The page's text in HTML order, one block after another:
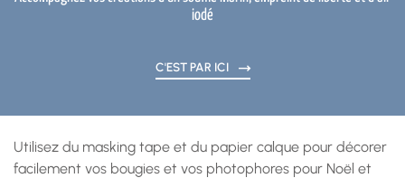
iodé
C'EST PAR ICI
Utilisez du masking tape et du papier calque pour décorer
facilement vos bougies et vos photophores pour Noël et